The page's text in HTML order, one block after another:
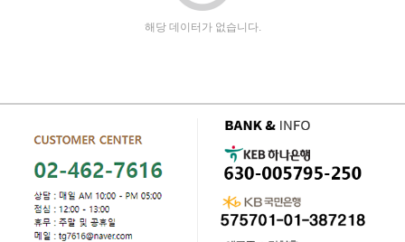
해당 데이터가 없습니다.